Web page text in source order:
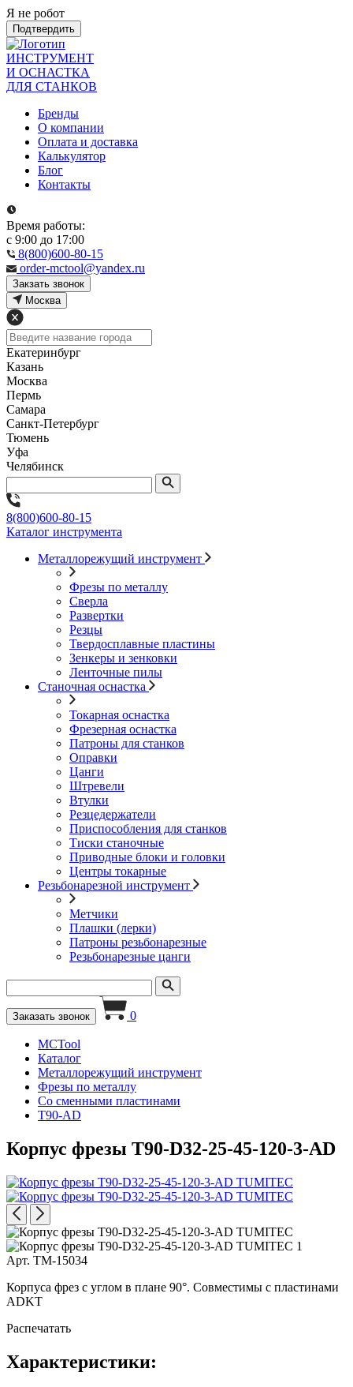
Я не робот
Подтвердить
ИНСТРУМЕНТ
И ОСНАСТКА
ДЛЯ СТАНКОВ
Бренды
О компании
Оплата и доставка
Калькулятор
Блог
Контакты
Время работы:
с 9:00 до 17:00
8(800)600-80-15
order-mctool@yandex.ru
Закзать звонок
Москва
Екатеринбург
Казань
Москва
Пермь
Самара
Санкт-Петербург
Тюмень
Уфа
Челябинск
8(800)600-80-15
Каталог инструмента
Металлорежущий инструмент
Фрезы по металлу
Сверла
Развертки
Резцы
Твердосплавные пластины
Зенкеры и зенковки
Ленточные пилы
Станочная оснастка
Токарная оснастка
Фрезерная оснастка
Патроны для станков
Оправки
Цанги
Штревели
Втулки
Резцедержатели
Приспособления для станков
Тиски станочные
Приводные блоки и головки
Центры токарные
Резьбонарезной инструмент
Метчики
Плашки (лерки)
Патроны резьбонарезные
Резьбонарезные цанги
Заказать звонок 0
MCTool
Каталог
Металлорежущий инструмент
Фрезы по металлу
Со сменными пластинами
T90-AD
Корпус фрезы T90-D32-25-45-120-3-AD
Арт. TM-15034
Корпуса фрез с углом в плане 90°. Совместимы с пластинами
ADKT
Распечатать
Характеристики: